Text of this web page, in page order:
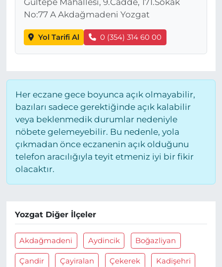
No:77 A Akdağmadeni Yozgat
Yol Tarifi Al 0 (354) 314 60 00
Her eczane gece boyunca açık olmayabilir,
bazıları sadece gerektiğinde açık kalabilir
veya beklenmedik durumlar nedeniyle
nöbete gelemeyebilir. Bu nedenle, yola
çıkmadan önce eczanenin açık olduğunu
telefon aracılığıyla teyit etmeniz iyi bir fikir
olacaktır.
Yozgat Diğer İlçeler
Akdağmadeni Aydincik Boğazliyan
Çandir Çayiralan Çekerek Kadişehri